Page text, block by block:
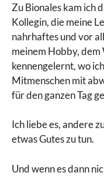
Zu Bionales kam ich
Kollegin, die meine
nahrhaftes und vor
meinem Hobby,
kennengelernt, wo
Mitmenschen mit
für den ganzen Tag
Ich liebe es, andere
etwas Gutes zu tun.
Und wenn es dann